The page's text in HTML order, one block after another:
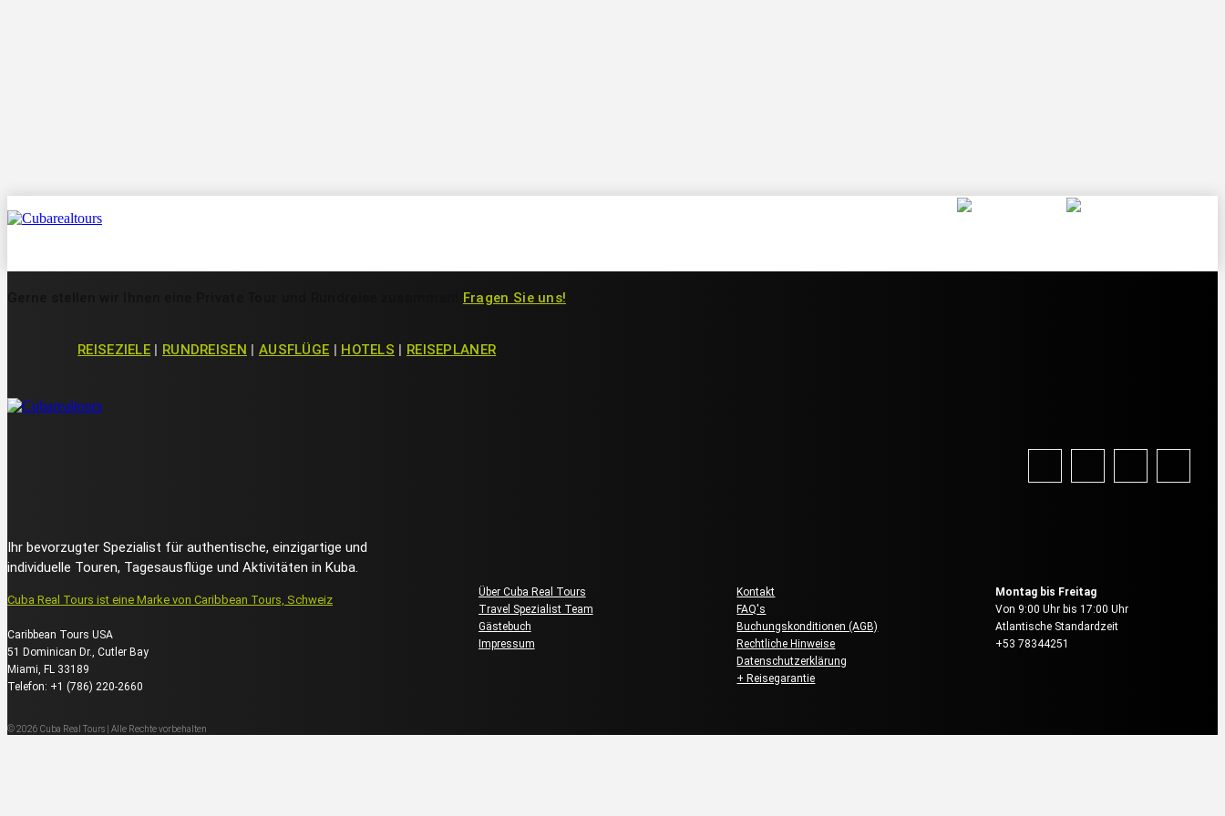
Fragen Sie uns!
REISEZIELE | RUNDREISEN | AUSFLÜGE | HOTELS | REISEPLANER
Ihr bevorzugter Spezialist für authentische, einzigartige und
individuelle Touren, Tagesausflüge und Aktivitäten in Kuba.
Cuba Real Tours ist eine Marke von Caribbean Tours, Schweiz
Caribbean Tours USA
51 Dominican Dr., Cutler Bay
Miami, FL 33189
Telefon: +1 (786) 220-2660
Über Cuba Real Tours
Travel Spezialist Team
Gästebuch
Impressum
Kontakt
FAQ's
Buchungskonditionen (AGB)
Rechtliche Hinweise
Datenschutzerklärung
+ Reisegarantie
Montag bis Freitag
Von 9:00 Uhr bis 17:00 Uhr
Atlantische Standardzeit
+53 78344251
© 2026 Cuba Real Tours | Alle Rechte vorbehalten